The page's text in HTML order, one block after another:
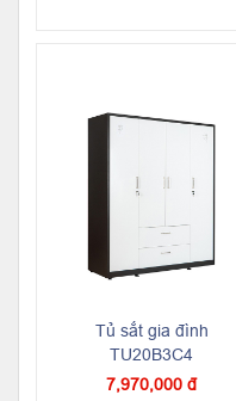
Tủ sắt gia đình
TU20B3C4
7,970,000 đ